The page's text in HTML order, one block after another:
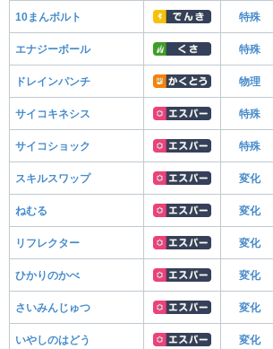
10まんボルト 特殊
エナジーボール 特殊
ドレインパンチ 物理
サイコキネシス 特殊
サイコショック 特殊
スキルスワップ 変化
ねむる 変化
リフレクター 変化
ひかりのかべ 変化
さいみんじゅつ 変化
いやしのはどう 変化